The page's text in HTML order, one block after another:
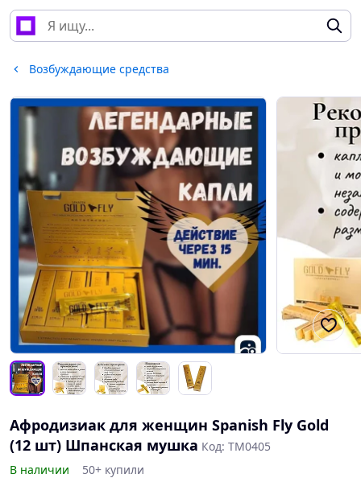
Возбуждающие средства
Афродизиак для женщин Spanish Fly Gold
(12 шт) Шпанская мушка Код: ТМ0405
В наличии
50+ купили